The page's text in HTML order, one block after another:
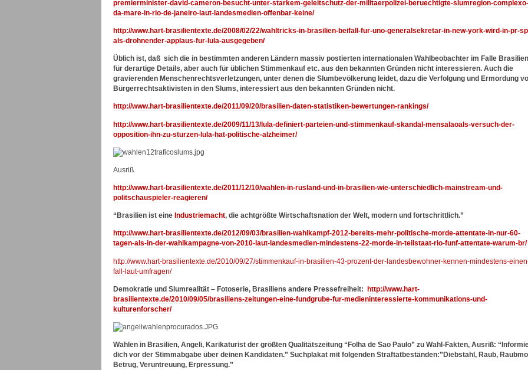
premierminister-david-cameron-besucht-unter-starkem-geleitschutz-der-militaerpolizei-beruechtigte-slumregion-complexo-
da-mare-in-rio-de-janeiro-laut-landesmedien-offenbar-keine/
http://www.hart-brasilientexte.de/2008/02/22/wahltricks-in-brasilien-beifall-fur-uno-generalsekretar-in-new-york-wird-in-pr-
als-drohnender-applaus-fur-lula-ausgegeben/
Üblich ist, daß sich die in bestimmten anderen Ländern massiv postierten internationalen Wahlbeobachter im Falle
für derartige Details, aber auch für üblichen Stimmenkauf etc. aus den bekannten Gründen nicht interessieren. Auch die
gravierenden Menschenrechtsverletzungen, unter denen die Slumbevölkerung leidet, dazu die Verfolgung und Ermordung
Bürgerrechtsaktivisten in den Slums, interessiert aus den bekannten Gründen nicht.
http://www.hart-brasilientexte.de/2011/09/20/brasilien-daten-statistiken-bewertungen-rankings/
http://www.hart-brasilientexte.de/2009/11/13/lula-definiert-parteien-und-stimmenkauf-skandal-mensalaoals-versuch-der-
opposition-ihn-zu-sturzen-lula-hat-politische-alzheimer/
Ausriß.
http://www.hart-brasilientexte.de/2011/12/10/wahlen-in-rusland-und-in-brasilien-wie-unterschiedlich-mainstream-und-
politschauspieler-reagieren/
“Brasilien ist eine Industriemacht, die achtgrößte Wirtschaftsnation der Welt, modern und fortschrittlich.”
http://www.hart-brasilientexte.de/2012/09/03/brasilien-wahlkampf-2012-bereits-mehr-politische-morde-attentate-in-nur-60-
tagen-als-in-der-wahlkampagne-von-2010-laut-landesmedien-mindestens-22-morde-in-teilstaat-rio-funf-attentate-warum-br/
http://www.hart-brasilientexte.de/2010/09/27/stimmenkauf-in-brasilien-43-prozent-der-landesbewohner-kennen-mindestens-
fall-laut-umfragen/
Demokratie und Slumrealität – Fotoserie, Brasiliens andere Pressefreiheit: http://www.hart-
brasilientexte.de/2010/09/05/brasiliens-zeitungen-eine-fundgrube-fur-medieninteressierte-kommunikations-und-
kulturenforscher/
Wahlen in Brasilien, Angeli, Karikaturist der größten Qualitätszeitung “Folha de Sao Paulo” zu Wahl-Fakten, Ausriß:
dich vor der Stimmabgabe über deinen Kandidaten.” Suchplakat mit folgenden Straftatbeständen:”Diebstahl, Raub,
Betrug, Veruntreuung, Erpressung.”